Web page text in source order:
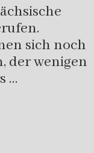
sich noch
der wenigen
…